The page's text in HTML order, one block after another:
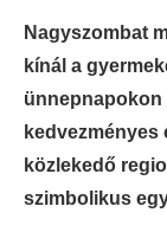
Nagyszombat
kínál a
ünnepnapokon
kedvezményes
közlekedő
szimbolikus